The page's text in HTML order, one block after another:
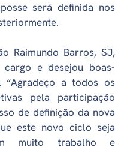
será definida nos
Raimundo Barros, SJ,
e desejou boas-
a todos os
pela participação
de definição da nova
este novo ciclo seja
muito trabalho e